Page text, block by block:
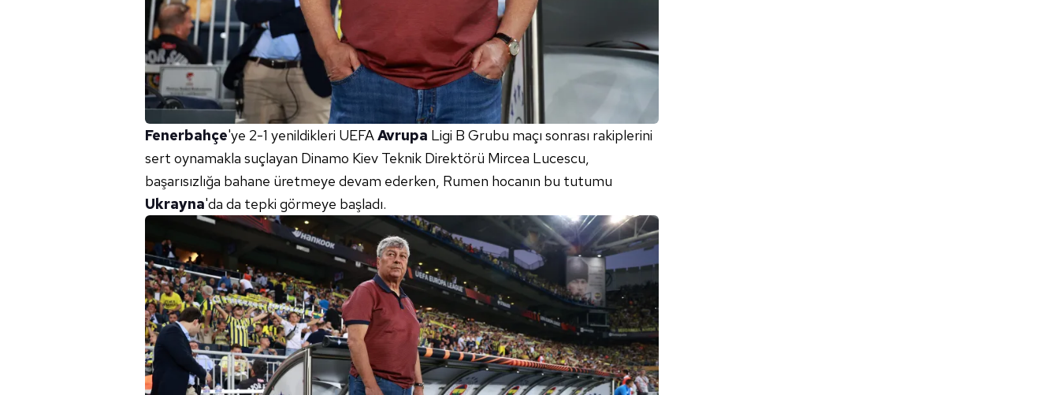
Fenerbahçe'ye 2-1 yenildikleri UEFAAvrupa Ligi B Grubu maçı sonrası rakiplerini
sert oynamakla suçlayan Dinamo Kiev Teknik Direktörü Mircea Lucescu,
başarısızlığa bahane üretmeye devam ederken, Rumen hocanın bu tutumu
Ukrayna'da da tepki görmeye başladı.